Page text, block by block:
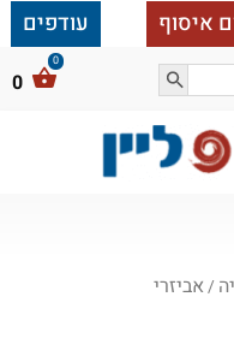
איסוף עודפים
0
/אביזרי